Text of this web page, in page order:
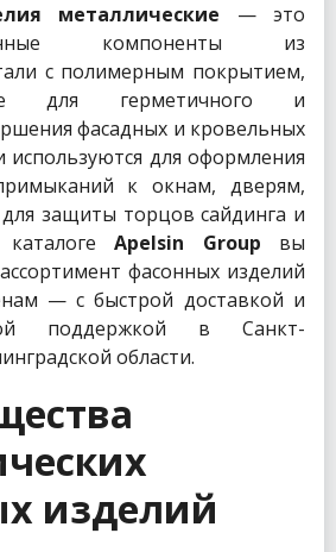
металлические — это
компоненты из
с полимерным покрытием,
для герметичного и
фасадных и кровельных
используются для оформления
к окнам, дверям,
защиты торцов сайдинга и
каталогеApelsin Group вы
фасонных изделий
— с быстрой доставкой и
поддержкой в Санкт-
области.
изделий